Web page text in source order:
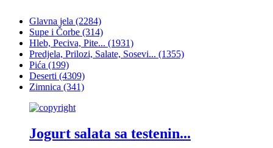
Glavna jela (2284)
Supe i Čorbe (314)
Hleb, Peciva, Pite... (1931)
Predjela, Prilozi, Salate, Sosevi... (1355)
Pića (199)
Deserti (4309)
Zimnica (341)
Jogurt salata sa testenin...